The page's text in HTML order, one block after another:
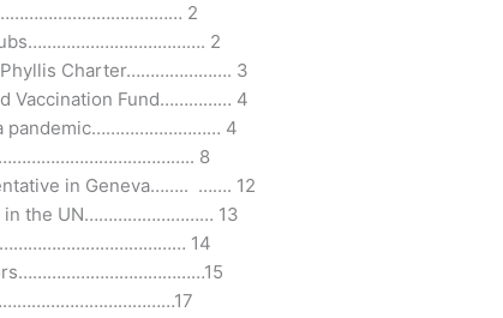
2
2
Phyllis Charter…………………. 3
Vaccination Fund…………… 4
pandemic……………………… 4
………………………………….. 8
in Geneva…….. ……. 12
in the UN……………………… 13
14